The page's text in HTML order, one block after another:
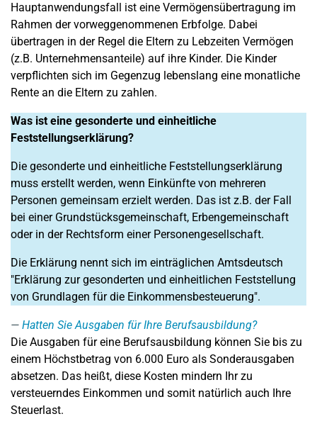
Hauptanwendungsfall ist eine Vermögensübertragung im
Rahmen der vorweggenommenen Erbfolge. Dabei
übertragen in der Regel die Eltern zu Lebzeiten Vermögen
(z.B. Unternehmensanteile) auf ihre Kinder. Die Kinder
verpflichten sich im Gegenzug lebenslang eine monatliche
Rente an die Eltern zu zahlen.
Was ist eine gesonderte und einheitliche
Feststellungserklärung?
Die gesonderte und einheitliche Feststellungserklärung
muss erstellt werden, wenn Einkünfte von mehreren
Personen gemeinsam erzielt werden. Das ist z.B. der Fall
bei einer Grundstücksgemeinschaft, Erbengemeinschaft
oder in der Rechtsform einer Personengesellschaft.
Die Erklärung nennt sich im einträglichen Amtsdeutsch
"Erklärung zur gesonderten und einheitlichen Feststellung
von Grundlagen für die Einkommensbesteuerung".
Hatten Sie Ausgaben für Ihre Berufsausbildung?
Die Ausgaben für eine Berufsausbildung können Sie bis zu
einem Höchstbetrag von 6.000 Euro als Sonderausgaben
absetzen. Das heißt, diese Kosten mindern Ihr zu
versteuerndes Einkommen und somit natürlich auch Ihre
Steuerlast.